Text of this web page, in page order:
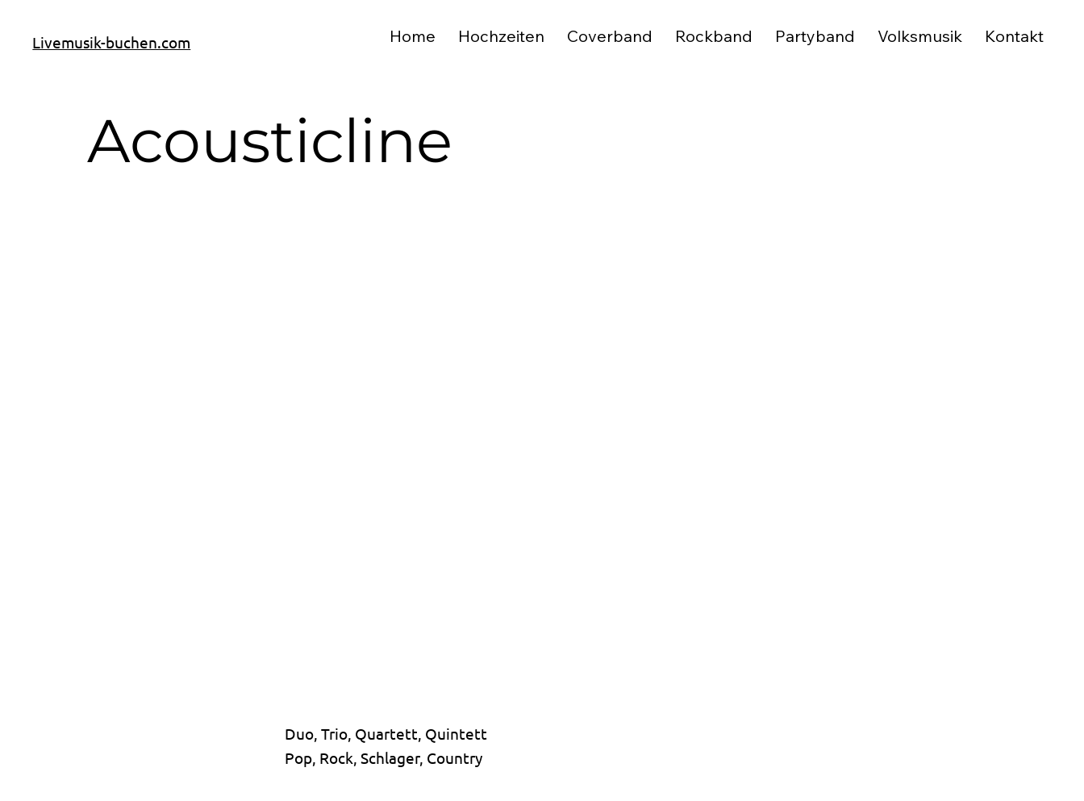
Livemusik-buchen.com Home Hochzeiten Coverband Rockband Partyband Volksmusik Kontakt
Acousticline
Duo, Trio, Quartett, Quintett
Pop, Rock, Schlager, Country